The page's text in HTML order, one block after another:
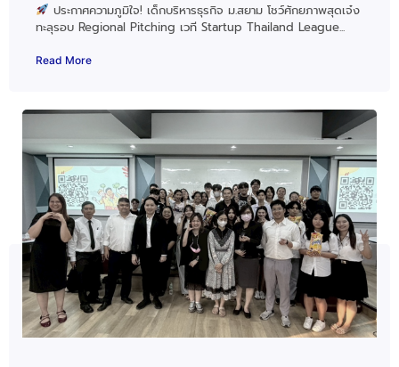
ประกาศความภูมิใจ! เด็กบริหารธุรกิจ ม.สยาม โชว์ศักยภาพสุดเจ๋ง
ทะลุรอบ Regional Pitching เวที Startup Thailand League...
Read More